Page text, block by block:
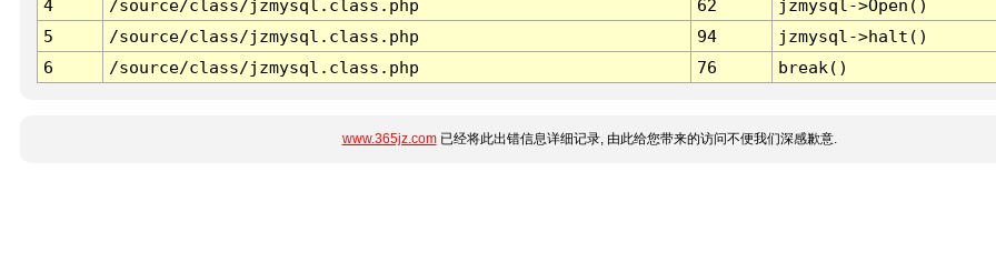
4
/source/class/jzmysql.class.php 62
jzmysql->Open()
5
/source/class/jzmysql.class.php 94
jzmysql->halt()
6
/source/class/jzmysql.class.php 76 break()
www.365jz.com已经将此出错信息详细记录, 由此给您带来的访问不便我们深感歉意.